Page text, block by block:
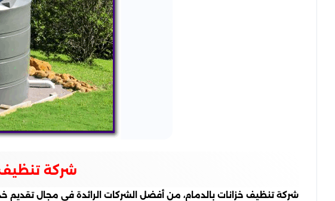
شركة تنظيف
شركة تنظيف خزانات بالدمام، من أفضل الشركات الرائدة في مجال